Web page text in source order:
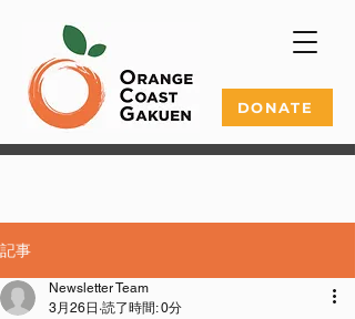
DONATE
記事
Newsletter Team
3月26日 読了時間: 0分